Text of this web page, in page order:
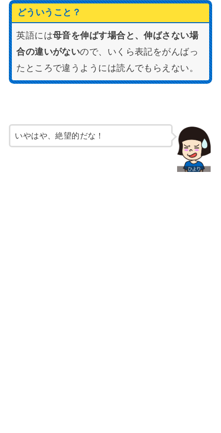
どういうこと？
英語には母音を伸ばす場合と、伸ばさない場
合の違いがないので、いくら表記をがんばっ
たところで違うようには読んでもらえない。
いやはや、絶望的だな！